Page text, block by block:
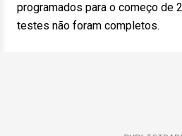
programados para o começo de
testes não foram completos.